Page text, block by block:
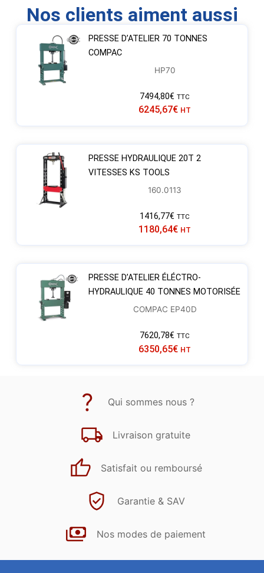
Nos clients aiment aussi
PRESSE D’ATELIER 70 TONNES
COMPAC
HP70
7494,80€ TTC
6245,67€ HT
PRESSE HYDRAULIQUE 20T 2
VITESSES KS TOOLS
160.0113
1416,77€ TTC
1180,64€ HT
PRESSE D’ATELIER ÉLÉCTRO-
HYDRAULIQUE 40 TONNES MOTORISÉE
COMPAC EP40D
7620,78€ TTC
6350,65€ HT
Qui sommes nous ?
Livraison gratuite
Satisfait ou remboursé
Garantie & SAV
Nos modes de paiement